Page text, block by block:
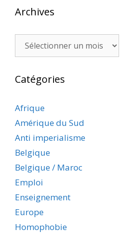
Archives
Archives
Catégories
Afrique
Amérique du Sud
Anti imperialisme
Belgique
Belgique / Maroc
Emploi
Enseignement
Europe
Homophobie